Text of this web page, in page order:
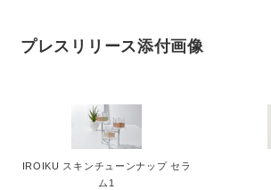
プレスリリース添付画像
IROIKU スキンチューンナップ セラ
ム1